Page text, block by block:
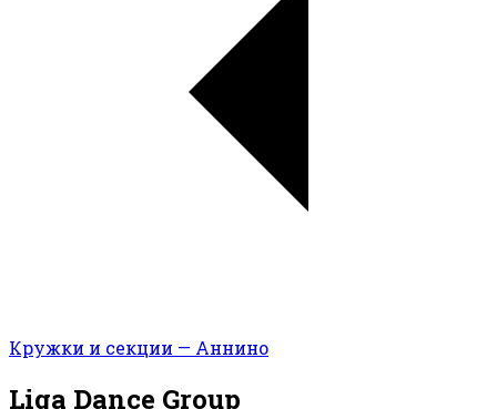
Кружки и секции — Аннино
Liga Dance Group